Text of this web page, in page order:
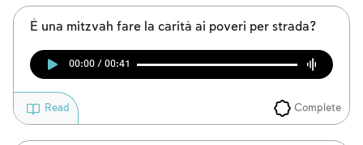
È una mitzvah fare la carità ai poveri per strada?
00:00 / 00:41
Complete
Read